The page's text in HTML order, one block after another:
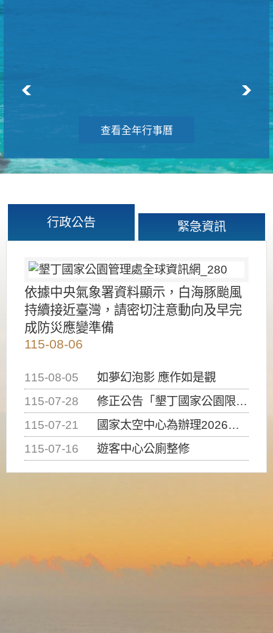
查看全年行事曆
行政公告 緊急資訊
依據中央氣象署資料顯示，白海豚颱風
持續接近臺灣，請密切注意動向及早完
成防災應變準備
115-08-06
115-08-05
如夢幻泡影 應作如是觀
115-07-28
修正公告「墾丁國家公園限制水域遊憩活動之種類、範圍、時間及行為」，自即日生效。
115-07-21
國家太空中心為辦理2026台灣盃火箭競賽，陸、海、空域警戒及協調相關事宜，因颱風備案事宜
115-07-16
遊客中心公廁整修